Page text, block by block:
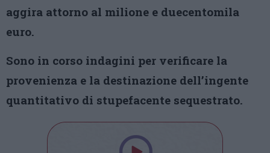
aggira attorno al milione e duecentomila
euro.
Sono in corso indagini per verificare la
provenienza e la destinazione dell’ingente
quantitativo di stupefacente sequestrato.